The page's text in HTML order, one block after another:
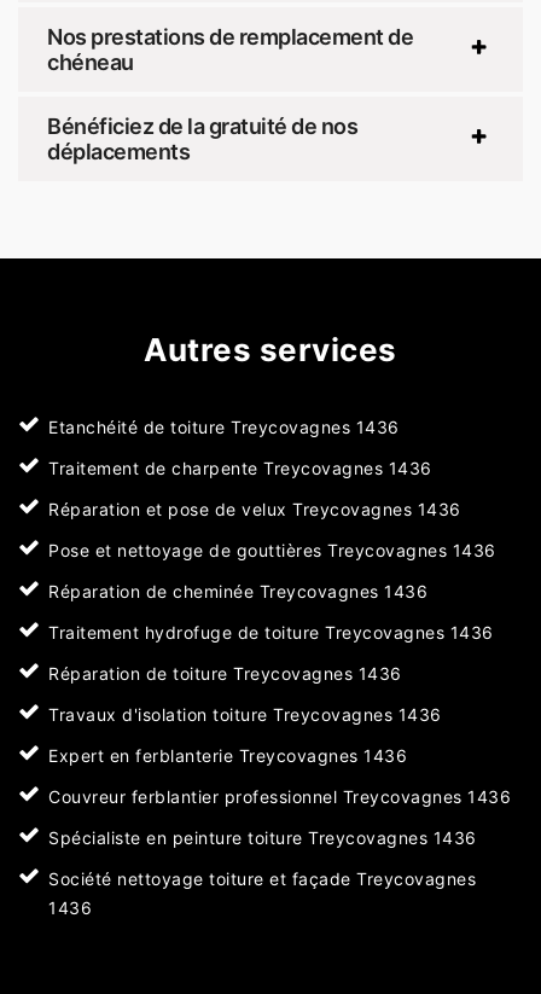
Nos prestations de remplacement de
chéneau
Bénéficiez de la gratuité de nos
déplacements
Autres services
Etanchéité de toiture Treycovagnes 1436
Traitement de charpente Treycovagnes 1436
Réparation et pose de velux Treycovagnes 1436
Pose et nettoyage de gouttières Treycovagnes 1436
Réparation de cheminée Treycovagnes 1436
Traitement hydrofuge de toiture Treycovagnes 1436
Réparation de toiture Treycovagnes 1436
Travaux d'isolation toiture Treycovagnes 1436
Expert en ferblanterie Treycovagnes 1436
Couvreur ferblantier professionnel Treycovagnes 1436
Spécialiste en peinture toiture Treycovagnes 1436
Société nettoyage toiture et façade Treycovagnes
1436